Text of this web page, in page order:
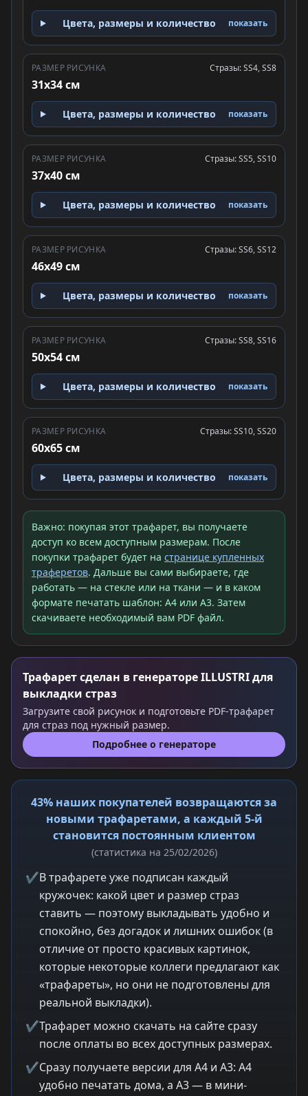
Цвета, размеры и количество показать
РАЗМЕР РИСУНКА
31x34 см
Стразы: SS4, SS8
Цвета, размеры и количество показать
РАЗМЕР РИСУНКА
37x40 см
Стразы: SS5, SS10
Цвета, размеры и количество показать
РАЗМЕР РИСУНКА
46x49 см
Стразы: SS6, SS12
Цвета, размеры и количество показать
РАЗМЕР РИСУНКА
50x54 см
Стразы: SS8, SS16
Цвета, размеры и количество показать
РАЗМЕР РИСУНКА
60x65 см
Стразы: SS10, SS20
Цвета, размеры и количество показать
Важно: покупая этот трафарет, вы получаете
доступ ко всем доступным размерам. После
покупки трафарет будет на странице купленных
траферетов. Дальше вы сами выбираете, где
работать — на стекле или на ткани — и в каком
формате печатать шаблон: A4 или A3. Затем
скачиваете необходимый вам PDF файл.
Трафарет сделан в генераторе ILLUSTRI для
выкладки страз
Загрузите свой рисунок и подготовьте PDF-трафарет
для страз под нужный размер.
Подробнее о генераторе
43% наших покупателей возвращаются за
новыми трафаретами, а каждый 5-й
становится постоянным клиентом
(статистика на 25/02/2026)
✔В трафарете уже подписан каждый
кружочек: какой цвет и размер страз
ставить — поэтому выкладывать удобно и
спокойно, без догадок и лишних ошибок (в
отличие от просто красивых картинок,
которые некоторые коллеги предлагают как
«трафареты», но они не подготовлены для
реальной выкладки).
✔Трафарет можно скачать на сайте сразу
после оплаты во всех доступных размерах.
✔Сразу получаете версии для A4 и A3: A4
удобно печатать дома, а A3 — в мини-